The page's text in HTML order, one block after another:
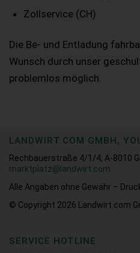
Zollservice (CH)
Die Be- und Entladung
Wunsch durch unser
problemlos möglich.
LANDWIRT.COM GMBH,
Rechbauerstraße 4/1/4, A-8010
marktplatz@landwirt.com
Alle Angaben ohne Gewähr –
© Copyright 2026 Landwirt.com
SERVICE HOTLINE